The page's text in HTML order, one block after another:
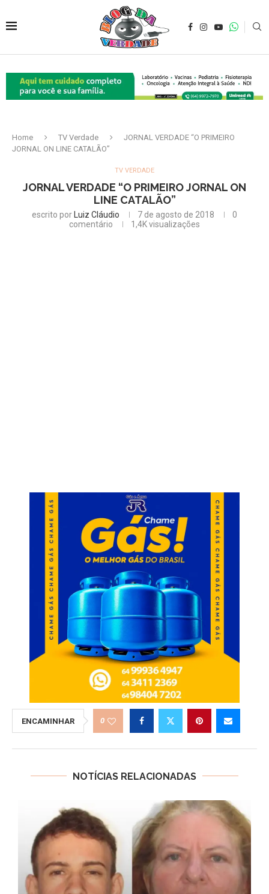
Home TV Verdade
JORNAL VERDADE “O PRIMEIRO
JORNAL ON LINE CATALÃO”
TV VERDADE
JORNAL VERDADE “O PRIMEIRO JORNAL ON
LINE CATALÃO”
escrito por Luiz Cláudio 7 de agosto de 2018
0
comentário
1,4Kvisualizações
ENCAMINHAR 0
NOTÍCIAS RELACIONADAS